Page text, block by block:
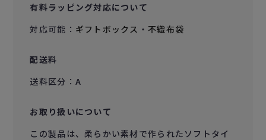
有料ラッピング対応について
対応可能： ギフトボックス ・ 不織布袋
配送料
送料区分：A
お取り扱いについて
この製品は、柔らかい素材で作られたソフトタイ